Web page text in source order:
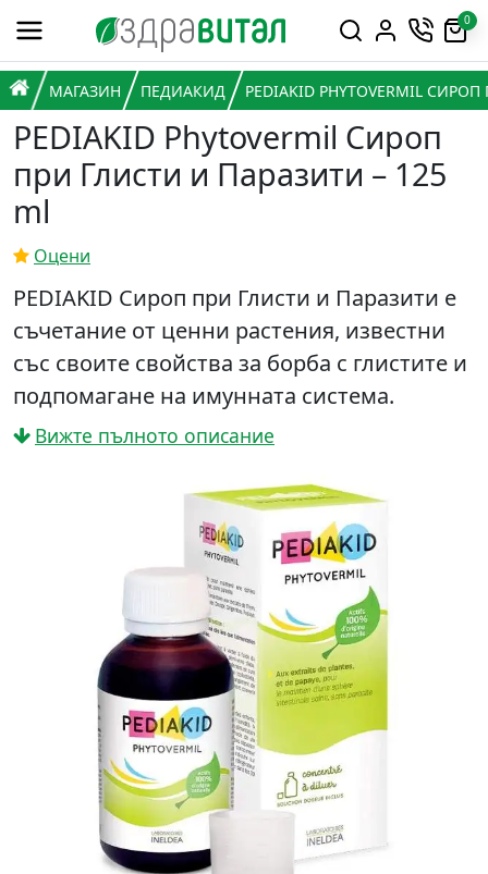
Премини към съдържанието
Горна навигация
0
Главна навигация
НАЧАЛО
МАГАЗИН ПЕДИАКИД PEDIAKID PHYTOVERMIL
PEDIAKID Phytovermil Сироп
при Глисти и Паразити – 125
ml
Оцени
PEDIAKID Сироп при Глисти и Паразити е
съчетание от ценни растения, известни
със своите свойства за борба с глистите и
подпомагане на имунната система.
Вижте пълното описание